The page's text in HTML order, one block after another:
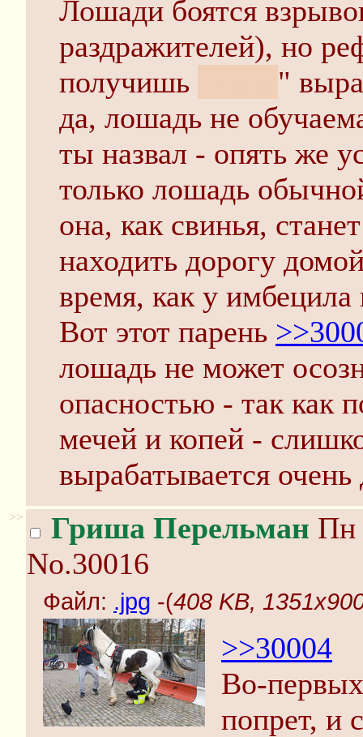
Лошади боятся
раздражителей), но
получишь
"
да, лошадь не
ты назвал - опять же
только лошадь
она, как свинья,
находить дорогу
время, как у имбецила
Вот этот парень
лошадь не может
опасностью - так как
мечей и копей -
вырабатывается очень
>> Гриша Перельман Пн
No.30016
Файл: .jpg -(408 KB,
>>30004
Во-
попрет, и